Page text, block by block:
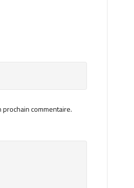
commentaire.